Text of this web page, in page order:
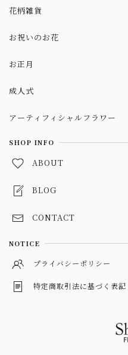
DES POTS
花柄雑貨
エコバック
お祝いのお花
ブーケ
お正月
成人式
アーティフィシャルフラワー
ブライダル
父の日
ヘアパーツ
SHOP INFO
ABOUT
BLOG
CONTACT
NOTICE
プライバシーポリシー
特定商取引法に基づく表記